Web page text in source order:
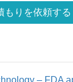
もりを依頼する
– FDA